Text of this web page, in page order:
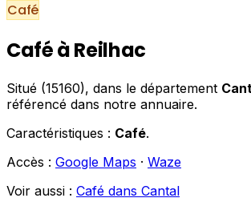
Café
Café à Reilhac
Situé (15160), dans le département
référencé dans notre annuaire.
Caractéristiques : Café.
Accès : Google Maps · Waze
Voir aussi : Café dans Cantal